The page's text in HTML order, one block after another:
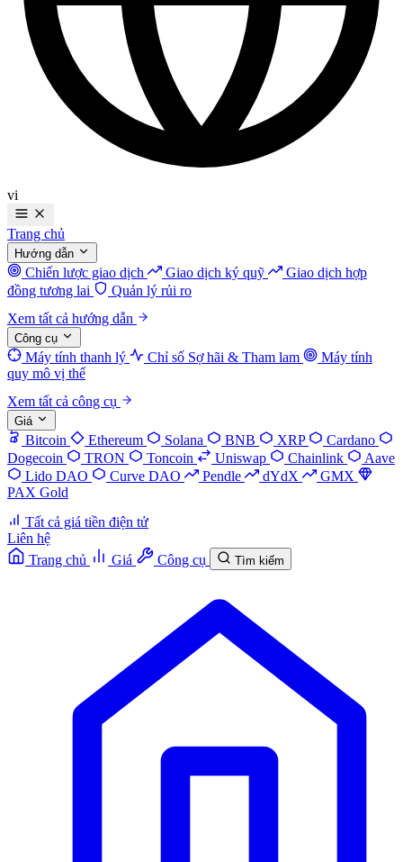
vi
Trang chủ
Hướng dẫn
Chiến lược giao dịch Giao dịch ký quỹ
Giao dịch hợp
đồng tương lai
Quản lý rủi ro
Xem tất cả hướng dẫn
Công cụ
Máy tính thanh lý Chỉ số Sợ hãi & Tham lam
Máy tính
quy mô vị thế
Xem tất cả công cụ
Giá
Bitcoin Ethereum Solana BNB XRP
Cardano
Dogecoin
TRON Toncoin Uniswap Chainlink
Aave
Lido DAO
Curve DAO Pendle dYdX
GMX
PAX Gold
Tất cả giá tiền điện tử
Liên hệ
Trang chủ
Giá Công cụ Tìm kiếm